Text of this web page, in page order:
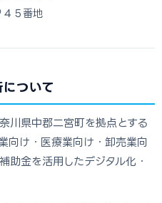
４５番地
ついて
川県中郡二宮町を拠点とする
向け・医療業向け・卸売業向
助金を活用したデジタル化・